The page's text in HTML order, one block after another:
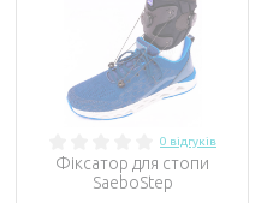
0 відгуків
Фіксатор для стопи
SaeboStep